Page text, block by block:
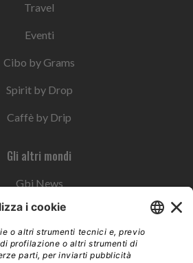
Travel
Eventi
Cibo by Grams
Spirit by Drop
Caffè by Drip
Gli altri mondi
Gbi News
Instoremag
Esplora il gruppo